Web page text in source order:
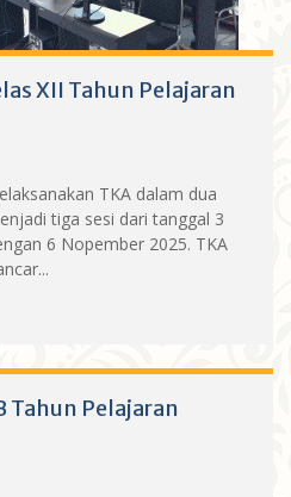
XII Tahun Pelajaran
TKA dalam dua
tiga sesi dari tanggal 3
6 Nopember 2025. TKA
Tahun Pelajaran